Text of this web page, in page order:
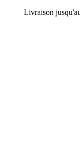
Livraison